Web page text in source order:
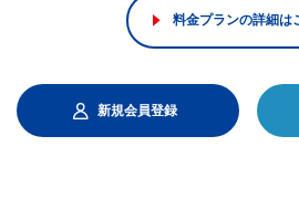
料金プランの詳細は
新規会員登録